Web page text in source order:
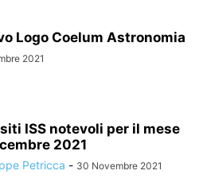
Logo Coelum Astronomia
2021
ISS notevoli per il mese
2021
Petricca - 30 Novembre 2021